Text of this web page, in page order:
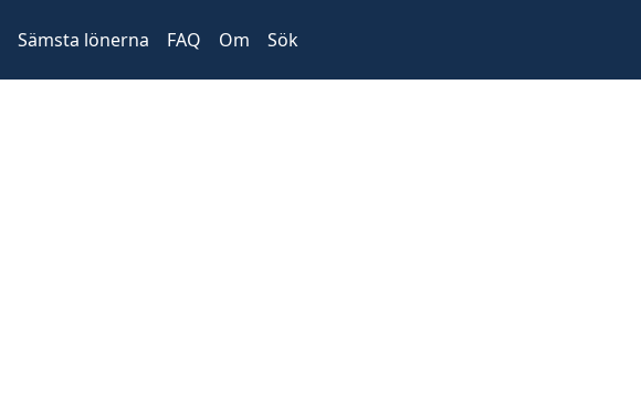
Sämsta lönerna FAQ Om Sök